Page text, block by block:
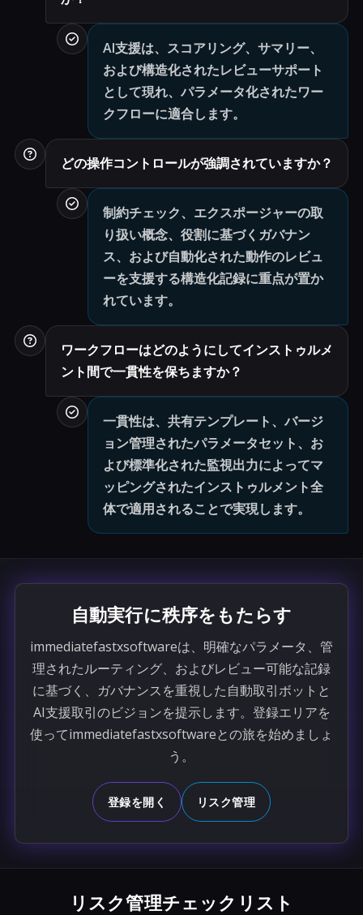
AI支援は、スコアリング、サマリー、
および構造化されたレビューサポート
として現れ、パラメータ化されたワー
クフローに適合します。
どの操作コントロールが強調されていますか？
制約チェック、エクスポージャーの取
り扱い概念、役割に基づくガバナン
ス、および自動化された動作のレビュ
ーを支援する構造化記録に重点が置か
れています。
ワークフローはどのようにしてインストゥルメ
ント間で一貫性を保ちますか？
一貫性は、共有テンプレート、バージ
ョン管理されたパラメータセット、お
よび標準化された監視出力によってマ
ッピングされたインストゥルメント全
体で適用されることで実現します。
自動実行に秩序をもたらす
immediatefastxsoftwareは、明確なパラメータ、管
理されたルーティング、およびレビュー可能な記録
に基づく、ガバナンスを重視した自動取引ボットと
AI支援取引のビジョンを提示します。登録エリアを
使ってimmediatefastxsoftwareとの旅を始めましょ
う。
登録を開く リスク管理
リスク管理チェックリスト